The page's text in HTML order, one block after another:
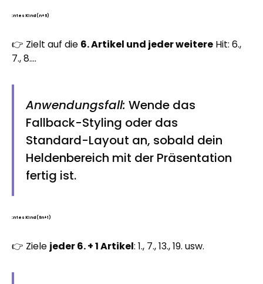
:ntes Kind (n+6)
👉 Zielt auf die 6. Artikel und jeder weitere Hit: 6.,
7., 8....
Anwendungsfall: Wende das
Fallback-Styling oder das
Standard-Layout an, sobald dein
Heldenbereich mit der Präsentation
fertig ist.
:ntes Kind (6n+1)
👉 Ziele jeder 6. + 1 Artikel: 1., 7., 13., 19. usw.